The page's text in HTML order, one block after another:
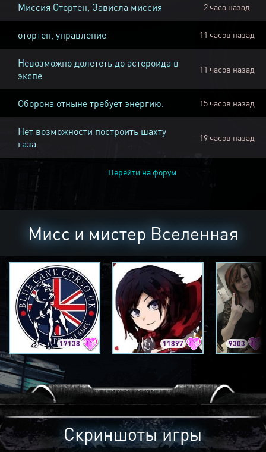
Миссия Отортен, Зависла миссия 2 часа назад
отортен, управление 11 часов назад
Невозможно долететь до астероида в
экспе
11 часов назад
Оборона отныне требует энергию. 15 часов назад
Нет возможности построить шахту
газа
19 часов назад
Перейти на форум
Мисс и мистер Вселенная
17138 11897 9303
Скриншоты игры